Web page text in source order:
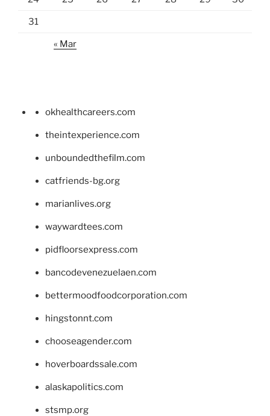
31
« Mar
okhealthcareers.com
theintexperience.com
unboundedthefilm.com
catfriends-bg.org
marianlives.org
waywardtees.com
pidfloorsexpress.com
bancodevenezuelaen.com
bettermoodfoodcorporation.com
hingstonnt.com
chooseagender.com
hoverboardssale.com
alaskapolitics.com
stsmp.org